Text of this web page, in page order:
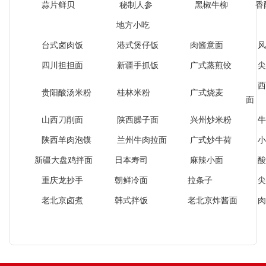
蒜片鲜贝 秘制人参 黑椒牛柳 香
地方小吃
台式卤肉饭 港式煲仔饭 肉酱意面 风
四川担担面 新疆手抓饭 广式蒸煎饺 尖
贵阳酸汤米粉 桂林米粉 广式烧麦
西
面
山西刀削面 陕西臊子面 兴州炒米粉 牛
陕西羊肉泡馍 兰州牛肉拉面 广式炒牛荷 小
新疆大盘鸡拌面 日本寿司 麻辣小面 酸
重庆龙抄手 朝鲜冷面 拉条子 尖
老北京卤煮 韩式拌饭 老北京炸酱面 肉